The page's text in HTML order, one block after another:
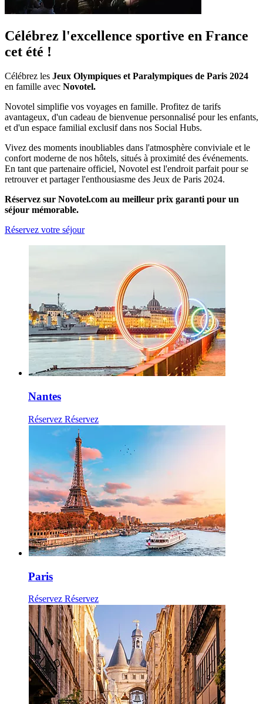
Célébrez l'excellence sportive en France
cet été !
Célébrez les Jeux Olympiques et Paralympiques de Paris 2024
en famille avec Novotel.
Novotel simplifie vos voyages en famille. Profitez de tarifs
avantageux, d'un cadeau de bienvenue personnalisé pour les enfants,
et d'un espace familial exclusif dans nos Social Hubs.
Vivez des moments inoubliables dans l'atmosphère conviviale et le
confort moderne de nos hôtels, situés à proximité des événements.
En tant que partenaire officiel, Novotel est l'endroit parfait pour se
retrouver et partager l'enthousiasme des Jeux de Paris 2024.
Réservez sur Novotel.com au meilleur prix garanti pour un
séjour mémorable.
Réservez votre séjour
Nantes
Réservez Réservez
Paris
Réservez Réservez